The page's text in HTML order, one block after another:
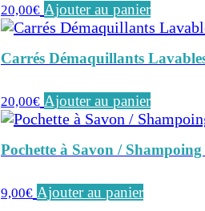
20,00€ Ajouter au panier
Carrés Démaquillants
20,00€ Ajouter au panier
Pochette à Savon / Shampoing
9,00€ Ajouter au panier